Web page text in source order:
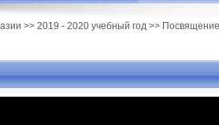
>> 2019 - 2020 учебный год >>